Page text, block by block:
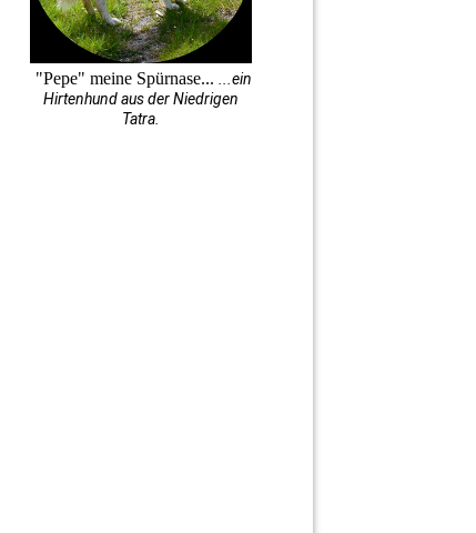
"Pepe" meine Spürnase...
...ein
Hirtenhund aus der Niedrigen
Tatra.